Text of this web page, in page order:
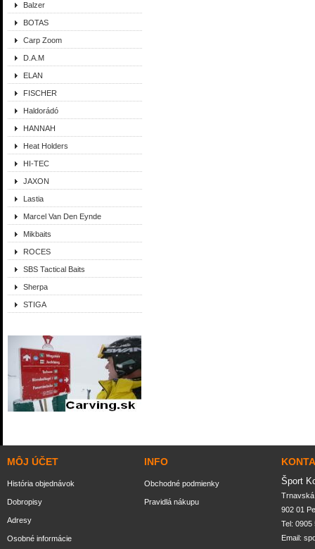
Balzer
BOTAS
Carp Zoom
D.A.M
ELAN
FISCHER
Haldorádó
HANNAH
Heat Holders
HI-TEC
JAXON
Lastia
Marcel Van Den Eynde
Mikbaits
ROCES
SBS Tactical Baits
Sherpa
STIGA
MÔJ ÚČET
História objednávok
Dobropisy
Adresy
Osobné informácie
INFO
Obchodné podmienky
Pravidlá nákupu
Šport
902 01
Tel: 0905
Email: